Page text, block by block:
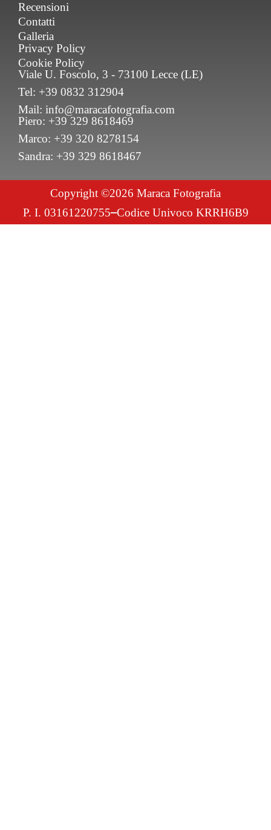
Recensioni
Contatti
Galleria
Privacy Policy
Cookie Policy
Viale U. Foscolo, 3 - 73100 Lecce (LE)
Tel: +39 0832 312904
Mail: info@maracafotografia.com
Piero: +39 329 8618469
Marco: +39 320 8278154
Sandra: +39 329 8618467
Copyright ©2026 Maraca Fotografia
P. I. 03161220755 Codice Univoco KRRH6B9